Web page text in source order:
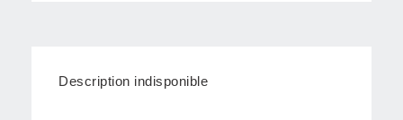
Description indisponible